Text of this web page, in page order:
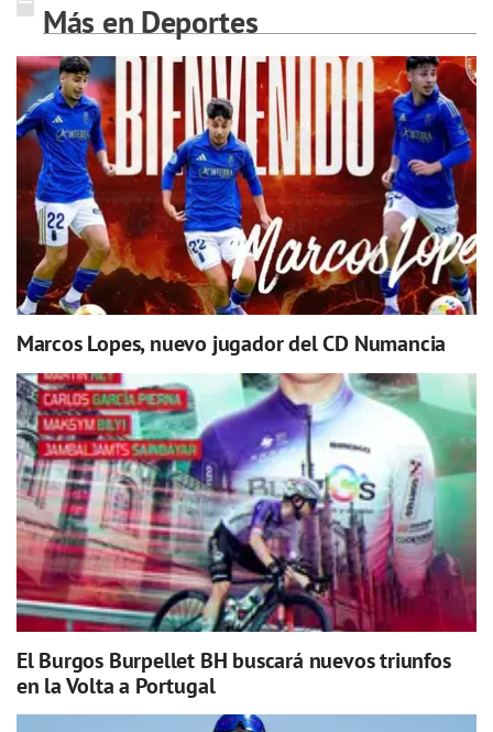
Más en Deportes
Marcos Lopes, nuevo jugador del CD Numancia
El Burgos Burpellet BH buscará nuevos triunfos
en la Volta a Portugal